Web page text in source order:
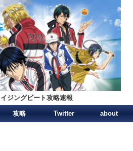
ジングビート攻略速報
攻略 Twitter about